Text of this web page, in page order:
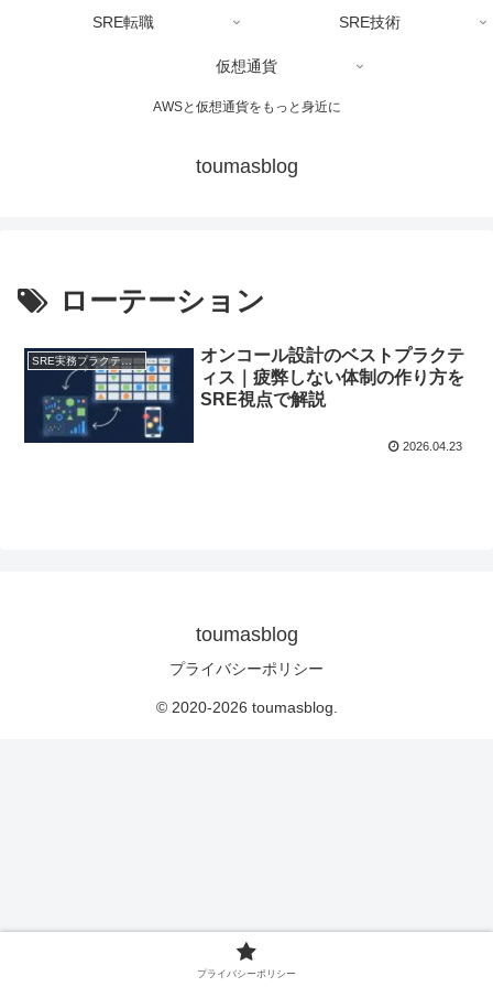
AWSと仮想通貨をもっと身近に
toumasblog
SRE転職 SRE技術
仮想通貨
ローテーション
SRE実務プラクティス
オンコール設計のベストプラクテ
ィス｜疲弊しない体制の作り方を
SRE視点で解説
2026.04.23
toumasblog
プライバシーポリシー
© 2020-2026 toumasblog.
プライバシーポリシー